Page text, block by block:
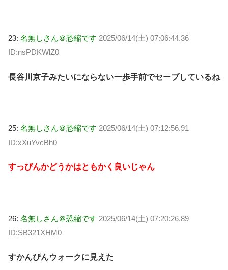
23: 名無しさん＠恐縮です 2025/06/14(土) 07:06:44.36
ID:nsPDKWlZ0
長谷川京子みたいにならない一歩手前でセーブしているね
25: 名無しさん＠恐縮です 2025/06/14(土) 07:12:56.91
ID:xXuYvcBh0
すっぴんかどうかはともかく良いじゃん
26: 名無しさん＠恐縮です 2025/06/14(土) 07:20:26.89
ID:SB321XHM0
すかんぴんウォークに見えた